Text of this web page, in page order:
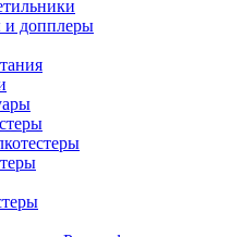
и допплеры